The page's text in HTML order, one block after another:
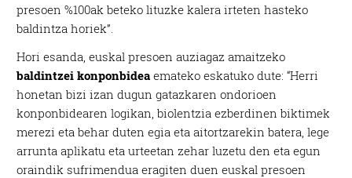
presoen %100ak beteko lituzke kalera irteten hasteko
baldintza horiek”.
Hori esanda, euskal presoen auziagaz amaitzeko
baldintzei konponbidea emateko eskatuko dute: “Herri
honetan bizi izan dugun gatazkaren ondorioen
konponbidearen logikan, biolentzia ezberdinen biktimek
merezi eta behar duten egia eta aitortzarekin batera, lege
arrunta aplikatu eta urteetan zehar luzetu den eta egun
oraindik sufrimendua eragiten duen euskal presoen